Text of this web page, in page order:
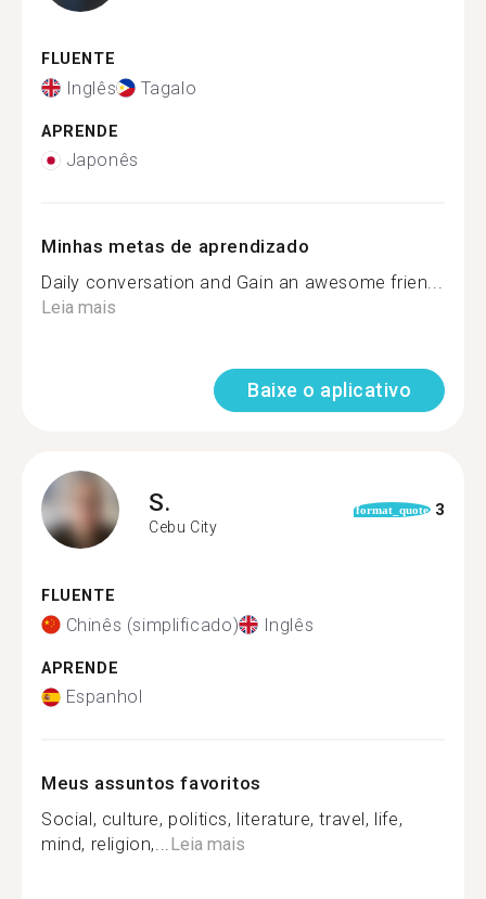
FLUENTE
Inglês Tagalo
APRENDE
Japonês
Minhas metas de aprendizado
Daily conversation and Gain an awesome frien...
Leia mais
Baixe o aplicativo
S.
Cebu City
format_quote 3
FLUENTE
Chinês (simplificado) Inglês
APRENDE
Espanhol
Meus assuntos favoritos
Social, culture, politics, literature, travel, life,
mind, religion,...Leia mais